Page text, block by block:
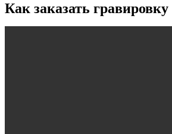
Как заказать гравировку